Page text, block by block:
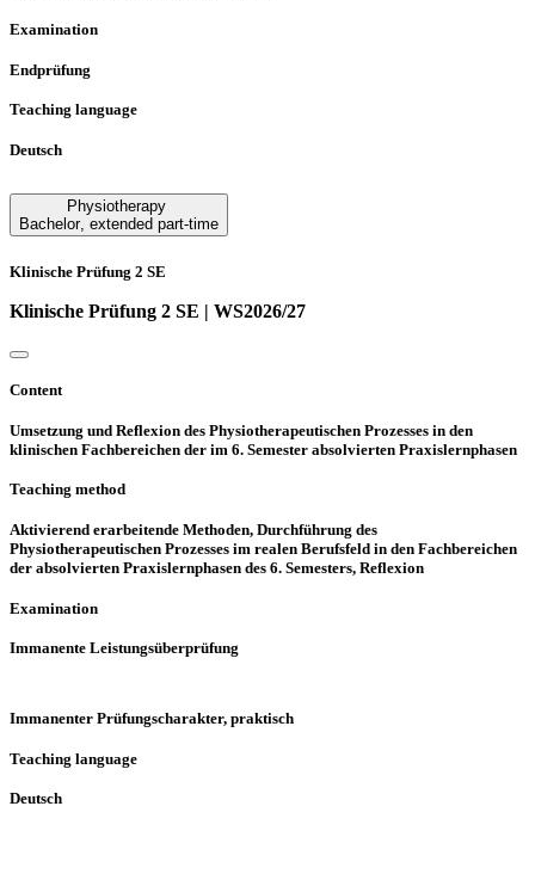
Examination
Endprüfung
Teaching language
Deutsch
Physiotherapy
Bachelor, extended part-time
Klinische Prüfung 2 SE
Klinische Prüfung 2 SE | WS2026/27
Content
Umsetzung und Reflexion des Physiotherapeutischen Prozesses in den
klinischen Fachbereichen der im 6. Semester absolvierten Praxislernphasen
Teaching method
Aktivierend erarbeitende Methoden, Durchführung des
Physiotherapeutischen Prozesses im realen Berufsfeld in den Fachbereichen
der absolvierten Praxislernphasen des 6. Semesters, Reflexion
Examination
Immanente Leistungsüberprüfung
Immanenter Prüfungscharakter, praktisch
Teaching language
Deutsch